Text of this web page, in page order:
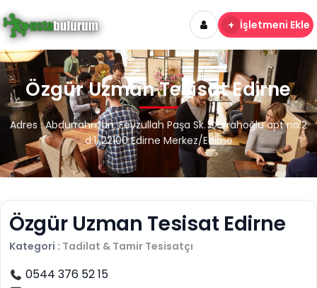
+ İşletmeni Ekle
Özgür Uzman Tesisat Edirne
Adres : Abdurrahman, Feyzullah Paşa Sk. Cerrahoğlu apt no:2
d:1, 22100 Edirne Merkez/Edirne
Özgür Uzman Tesisat Edirne
Kategori : Tadilat & Tamir Tesisatçı
0544 376 52 15